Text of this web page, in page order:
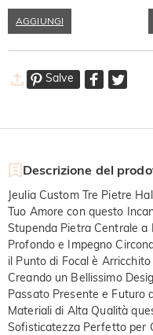
AGGIUNGI
Salve
Descrizione del
Jeulia Custom Tre Pietre
Tuo Amore con questo
Stupenda Pietra Centrale
Profondo e Impegno
il Punto di Focal è
Creando un Bellissimo
Passato Presente e Futuro
Materiali di Alta Qualità
Sofisticatezza Perfetto per